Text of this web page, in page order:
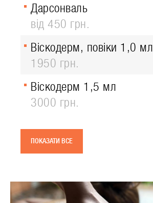
Дарсонваль
від 450 грн.
Віскодерм, повіки 1,0 мл
1950 грн.
Віскодерм 1,5 мл
3000 грн.
ПОКАЗАТИ ВСЕ